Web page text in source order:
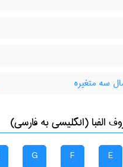
سه متغیره
الفبا (انگلیسی به فارسی)
E
F
G